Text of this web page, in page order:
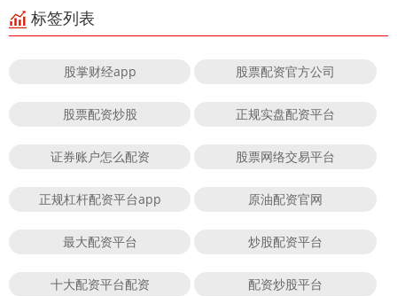
标签列表
股掌财经app 股票配资官方公司
股票配资炒股 正规实盘配资平台
证券账户怎么配资 股票网络交易平台
正规杠杆配资平台app 原油配资官网
最大配资平台 炒股配资平台
十大配资平台配资 配资炒股平台